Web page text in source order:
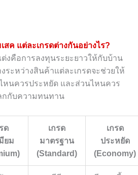
สค แต่ละเกรดต่างกันอย่างไร?
งคือการลงทุนระยะยาวให้กับบ้าน
ระหว่างสินค้าแต่ละเกรดจะช่วยให้
นควรประหยัด และส่วนไหนควร
กกับความทนทาน
ด
ยม
เกรด
มาตรฐาน
(Standard)
เกรด
ประหยัด
(Economy)